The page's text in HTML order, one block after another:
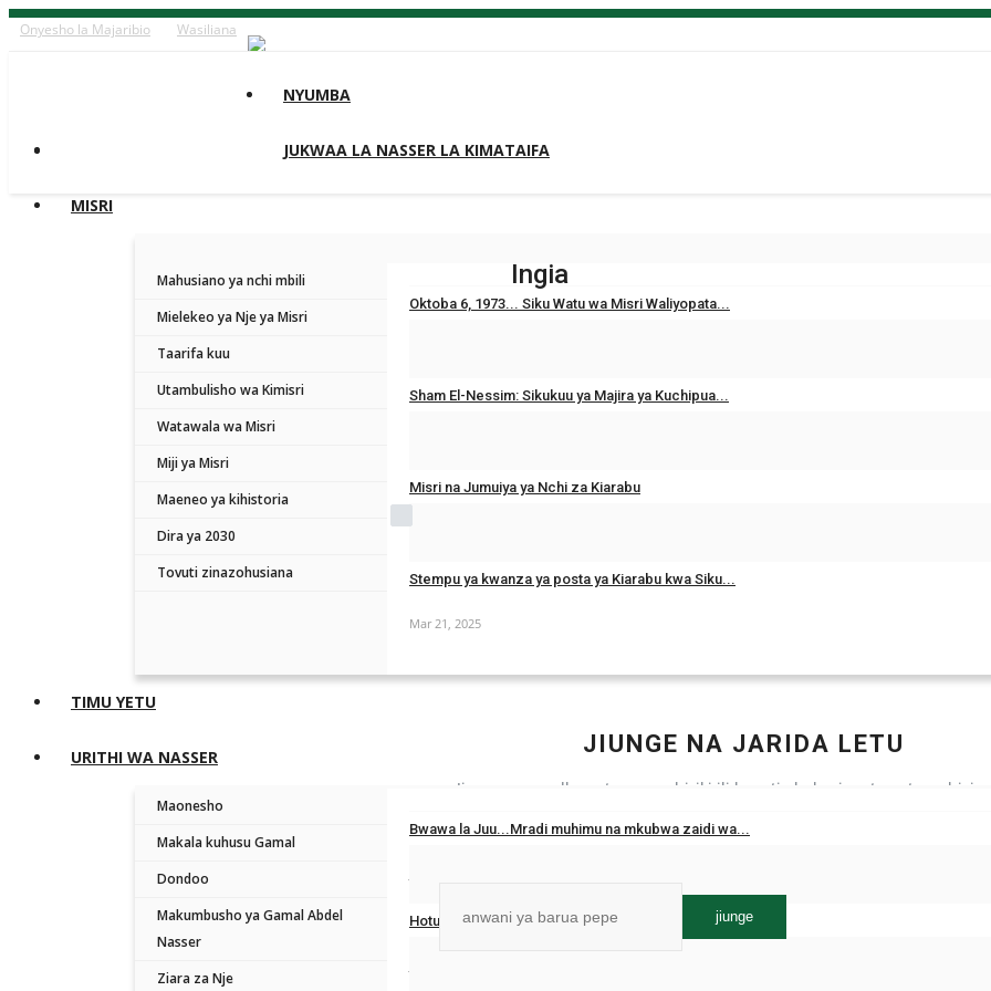
Onyesho la Majaribio Wasiliana
NYUMBA
JUKWAA LA NASSER LA KIMATAIFA
MISRI
Mahusiano ya nchi mbili
Mielekeo ya Nje ya Misri
Taarifa kuu
Utambulisho wa Kimisri
Watawala wa Misri
Miji ya Misri
Maeneo ya kihistoria
Dira ya 2030
Tovuti zinazohusiana
Oktoba 6, 1973... Siku Watu wa Misri Waliyopata...
Sham El-Nessim: Sikukuu ya Majira ya Kuchipua...
Misri na Jumuiya ya Nchi za Kiarabu
Mar 22, 2025
Stempu ya kwanza ya posta ya Kiarabu kwa Siku...
Mar 21, 2025
TIMU YETU
URITHI WA NASSER
Maonesho
Makala kuhusu Gamal
Dondoo
Makumbusho ya Gamal Abdel
Nasser
Ziara za Nje
Bwawa la Juu...Mradi muhimu na mkubwa zaidi wa...
Hotuba ya Rais Gamal Abdel Nasser kwenye mkutano...
Ingia
Ingia
Forgot Password?
JIUNGE NA JARIDA LETU
Jiunge na orodha yetu ya washiriki ili kupatia habari motomoto za hivi
jiunge